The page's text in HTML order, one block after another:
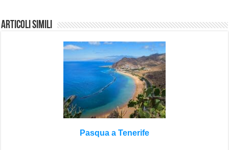
Articoli Simili
Pasqua a Tenerife